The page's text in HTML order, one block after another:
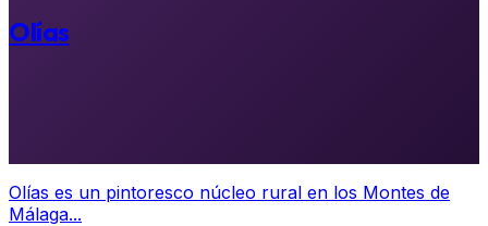
Olías
Olías es un pintoresco núcleo rural en los Montes de
Málaga...